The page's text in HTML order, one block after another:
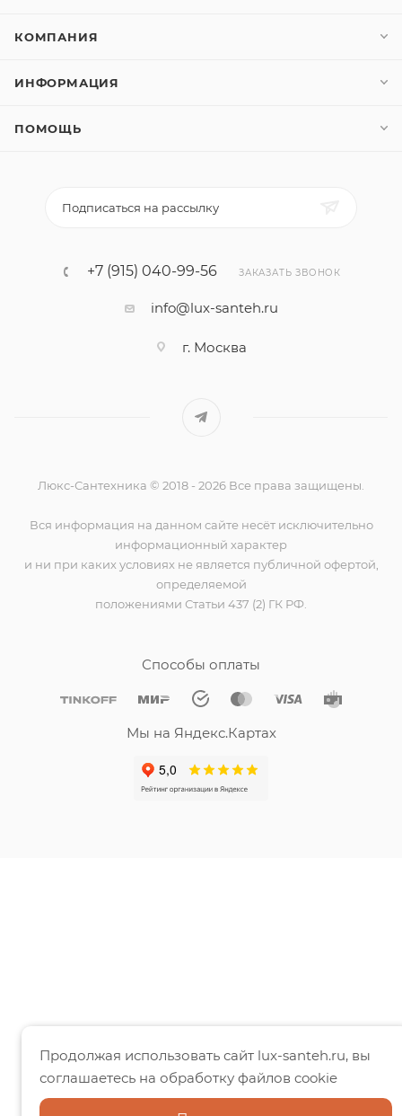
КОМПАНИЯ
ИНФОРМАЦИЯ
ПОМОЩЬ
Подписаться на рассылку
+7 (915) 040-99-56 ЗАКАЗАТЬ ЗВОНОК
info@lux-santeh.ru
г. Москва
Люкс-Сантехника © 2018 - 2026 Все права защищены.
Вся информация на данном сайте несёт исключительно
информационный характер
и ни при каких условиях не является публичной офертой,
определяемой
положениями Статьи 437 (2) ГК РФ.
Способы оплаты
Мы на Яндекс.Картах
Продолжая использовать сайт lux-santeh.ru, вы
соглашаетесь на обработку файлов cookie